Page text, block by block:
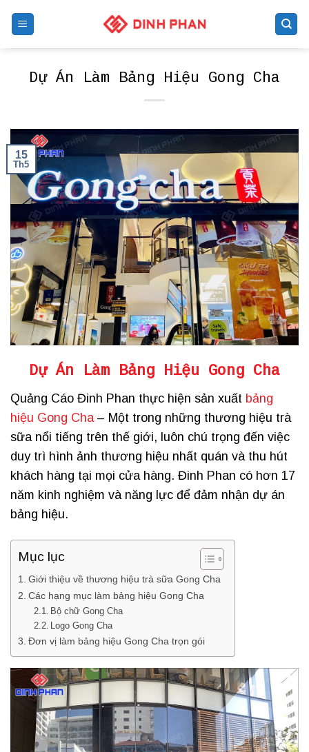
Dự Án Làm Bảng Hiệu Gong Cha
15
Th5
Dự Án Làm Bảng Hiệu Gong Cha
Quảng Cáo Đinh Phan thực hiện sản xuất bảng
hiệu Gong Cha – Một trong những thương hiệu trà
sữa nổi tiếng trên thế giới, luôn chú trọng đến việc
duy trì hình ảnh thương hiệu nhất quán và thu hút
khách hàng tại mọi cửa hàng. Đinh Phan có hơn 17
năm kinh nghiệm và năng lực để đảm nhận dự án
bảng hiệu.
Mục lục
Giới thiệu về thương hiệu trà sữa Gong Cha
Các hạng mục làm bảng hiệu Gong Cha
Bộ chữ Gong Cha
Logo Gong Cha
Đơn vị làm bảng hiệu Gong Cha trọn gói